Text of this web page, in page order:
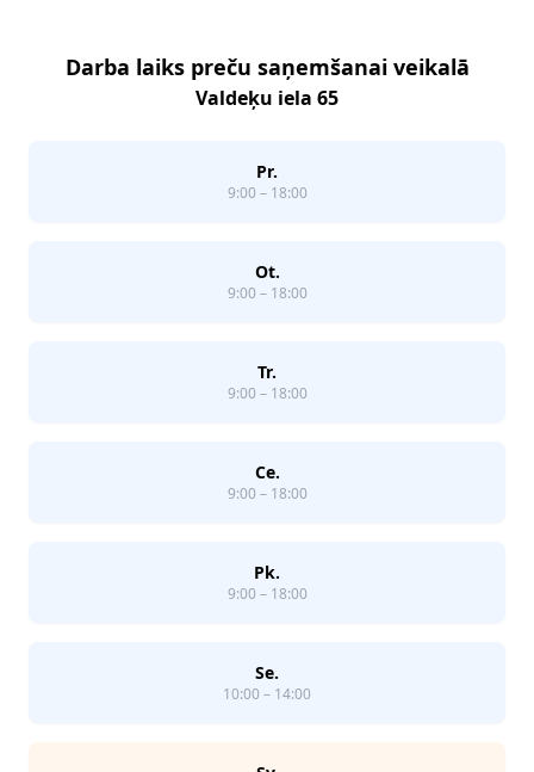
Darba laiks preču saņemšanai veikalā
Valdeķu iela 65
Pr.
9:00 – 18:00
Ot.
9:00 – 18:00
Tr.
9:00 – 18:00
Ce.
9:00 – 18:00
Pk.
9:00 – 18:00
Se.
10:00 – 14:00